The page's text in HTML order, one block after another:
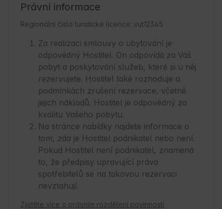
Právní informace
Regionální číslo turistické licence: vut12345
Za realizaci smlouvy o ubytování je
odpovědný Hostitel. On odpovídá za Váš
pobyt a poskytování služeb, které si u něj
rezervujete. Hostitel také rozhoduje o
podmínkách zrušení rezervace, včetně
jejich nákladů. Hostitel je odpovědný za
kvalitu Vašeho pobytu.
Na stránce nabídky najdete informace o
tom, zda je Hostitel podnikatel nebo není.
Pokud Hostitel není podnikatel, znamená
to, že předpisy upravující práva
spotřebitelů se na takovou rezervaci
nevztahují.
Zjistěte více o právním rozdělení povinností